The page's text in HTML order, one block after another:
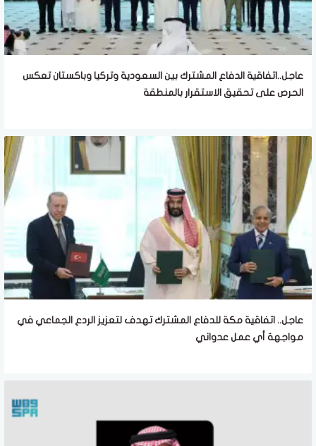
عاجل..اتفاقية الدفاع المشترك بين السعودية وتركيا وباكستان تعكس
الحرص على تحقيق الاستقرار بالمنطقة
عاجل.. اتفاقية مكة للدفاع المشترك تهدف لتعزيز الردع الجماعي في
مواجهة أي عمل عدواني